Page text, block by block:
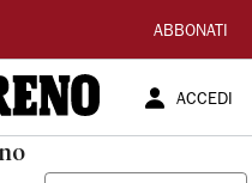
ABBONATI
ACCEDI